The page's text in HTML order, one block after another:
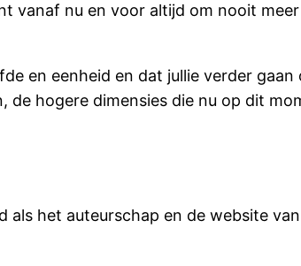
vanaf nu en voor altijd om nooit
en eenheid en dat jullie verder
hogere dimensies die nu op dit
het auteurschap en de website